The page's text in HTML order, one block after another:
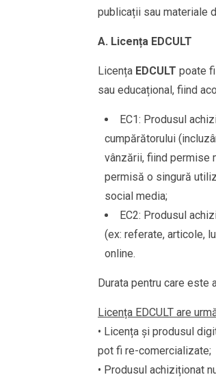
publicații sau materiale
A. Licența EDCULT
Licența EDCULT poate
sau educațional, fiind
EC1: Produsul
cumpărătorului
vânzării, fiind permise
permisă o singură
social media;
EC2: Produsul
(ex: referate, articole,
online.
Durata pentru care este
Licența EDCULT are
• Licența și produsul
pot fi re-comercializate;
• Produsul achiziționat